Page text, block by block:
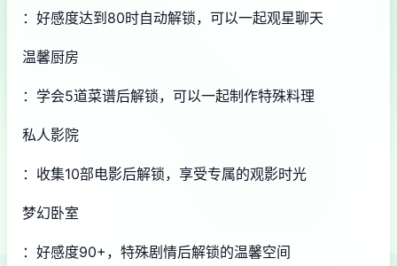
：好感度达到80时自动解锁，可以一起观星聊天
温馨厨房
：学会5道菜谱后解锁，可以一起制作特殊料理
私人影院
：收集10部电影后解锁，享受专属的观影时光
梦幻卧室
：好感度90+，特殊剧情后解锁的温馨空间